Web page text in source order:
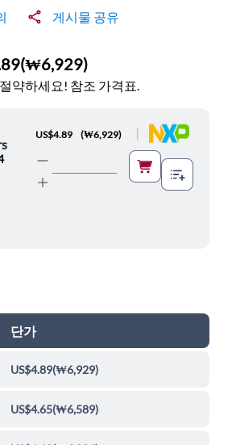
게시물 공유
(₩6,929)
약하세요! 참조 가격표.
US$4.89 (₩6,929)
단가
US$4.89(₩6,929)
US$4.65(₩6,589)